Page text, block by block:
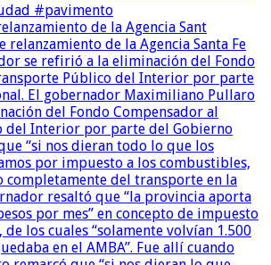
de la Agencia Sant